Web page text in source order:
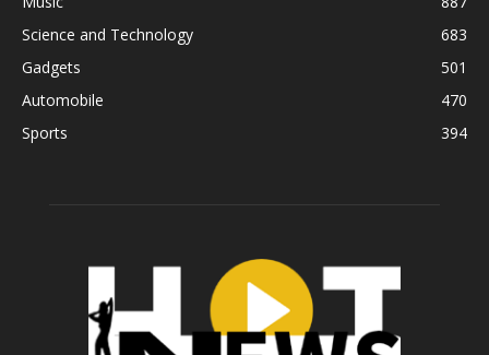
Science and Technology
683
Gadgets
501
Automobile
470
Sports
394